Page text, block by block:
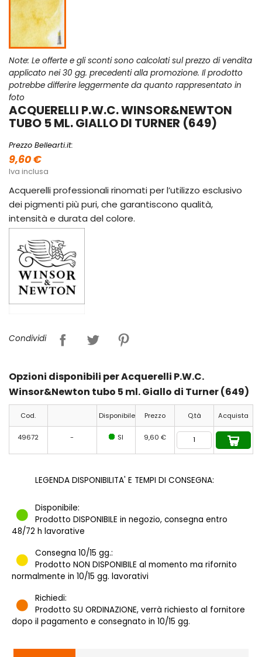
Note: Le offerte e gli sconti sono calcolati sul prezzo di vendita
applicato nei 30 gg. precedenti alla promozione. Il prodotto
potrebbe differire leggermente da quanto rappresentato in
foto
ACQUERELLI P.W.C. WINSOR&NEWTON
TUBO 5 ML. GIALLO DI TURNER (649)
Prezzo Bellearti.it:
9,60 €
Iva inclusa
Acquerelli professionali rinomati per l’utilizzo esclusivo
dei pigmenti più puri, che garantiscono qualità,
intensità e durata del colore.
Condividi
Opzioni disponibili per Acquerelli P.W.C.
Winsor&Newton tubo 5 ml. Giallo di Turner (649)
Cod. Disponibile Prezzo Q.tà Acquista
49672 - SI 9,60 €
LEGENDA DISPONIBILITA' E TEMPI DI CONSEGNA:
Disponibile:
Prodotto DISPONIBILE in negozio, consegna entro
48/72 h lavorative
Consegna 10/15 gg.:
Prodotto NON DISPONIBILE al momento ma rifornito
normalmente in 10/15 gg. lavorativi
Richiedi:
Prodotto SU ORDINAZIONE, verrà richiesto al fornitore
dopo il pagamento e consegnato in 10/15 gg.